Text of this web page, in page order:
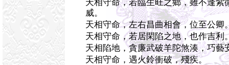
天相守命，若臨生旺之鄉，雖不逢紫
威。
天相守命，左右昌曲相會，位至公卿
天相守命，若居閑陷之地，也作吉利
天相陷地，貪廉武破羊陀煞湊，巧藝
天相守命，遇火鈴衝破，殘疾。